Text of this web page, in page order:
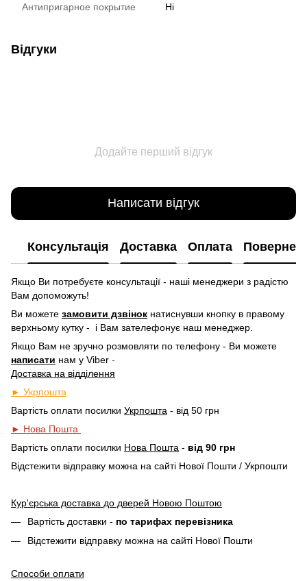
Антипригарное покрытие Ні
Відгуки
Додайте перший відгук
Написати відгук
Консультація Доставка Оплата
Якщо Ви потребуєте консультації - наші менеджери з радістю
Вам допоможуть!
Ви можете замовити дзвінок натиснувши кнопку в правому
верхньому кутку -
і Вам зателефонує наш менеджер.
Якщо Вам не зручно розмовляти по телефону - Ви можете
написати нам у Viber -
Доставка на відділення
► Укрпошта
Вартість оплати посилки Укрпошта - від 50 грн
► Нова Пошта
Вартість оплати посилки Нова Пошта - від 90 грн
Відстежити відправку можна на сайті Нової Пошти / Укрпошти
Кур'єрська доставка до дверей Новою Поштою
Вартість доставки - по тарифах перевізника
Відстежити відправку можна на сайті Нової Пошти
Способи оплати